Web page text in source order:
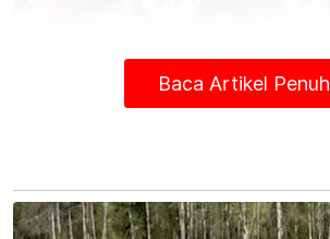
Baca Artikel Penuh